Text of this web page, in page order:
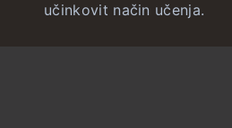
Kartice za učenje
učinkovit način učenja.